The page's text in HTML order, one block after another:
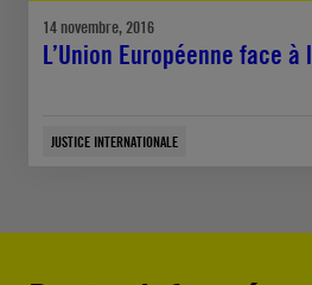
14 novembre, 2016
L’Union Européenne face à
JUSTICE INTERNATIONALE